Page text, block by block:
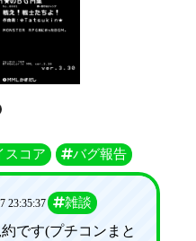
スコア バグ報告
23:35:37 雑談
です(プチコンまと